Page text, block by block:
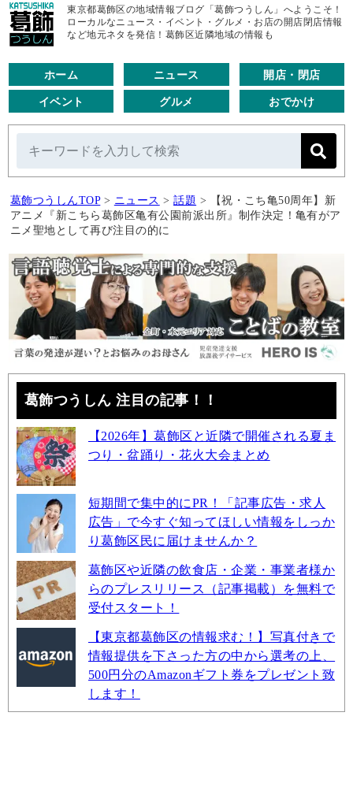
東京都葛飾区の地域情報ブログ「葛飾つうしん」へようこそ！
ローカルなニュース・イベント・グルメ・お店の開店閉店情報
など地元ネタを発信！葛飾区近隣地域の情報も
ホーム ニュース 開店・閉店
イベント グルメ おでかけ
葛飾つうしんTOP > ニュース > 話題 > 【祝・こち亀50周年】新
アニメ『新こちら葛飾区亀有公園前派出所』制作決定！亀有がア
ニメ聖地として再び注目の的に
葛飾つうしん 注目の記事！！
【2026年】葛飾区と近隣で開催される夏ま
つり・盆踊り・花火大会まとめ
短期間で集中的にPR！「記事広告・求人
広告」で今すぐ知ってほしい情報をしっか
り葛飾区民に届けませんか？
葛飾区や近隣の飲食店・企業・事業者様か
らのプレスリリース（記事掲載）を無料で
受付スタート！
【東京都葛飾区の情報求む！】写真付きで
情報提供を下さった方の中から選考の上、
500円分のAmazonギフト券をプレゼント致
します！